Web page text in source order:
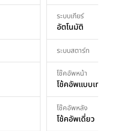
ระบบเกียร์
อัตโนมัติ
ระบบสตาร์ท
โช๊คอัพหน้า
โช้คอัพแบบเทเล
โช๊คอัพหลัง
โช้คอัพเดี่ยว